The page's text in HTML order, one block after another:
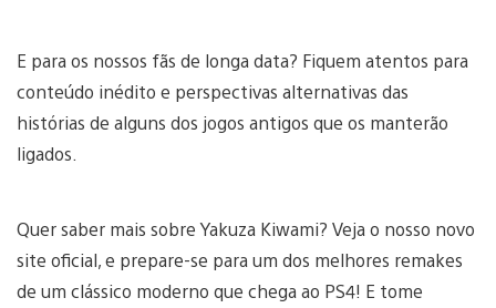
E para os nossos fãs de longa data? Fiquem atentos para
conteúdo inédito e perspectivas alternativas das
histórias de alguns dos jogos antigos que os manterão
ligados.
Quer saber mais sobre Yakuza Kiwami? Veja o nosso novo
site oficial, e prepare-se para um dos melhores remakes
de um clássico moderno que chega ao PS4! E tome